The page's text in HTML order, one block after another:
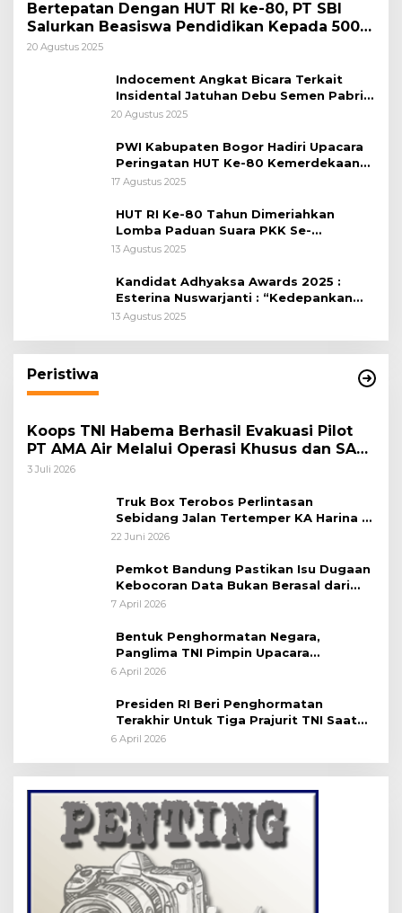
Bertepatan Dengan HUT RI ke-80, PT SBI
Salurkan Beasiswa Pendidikan Kepada 500
Pelajar
20 Agustus 2025
Indocement Angkat Bicara Terkait
Insidental Jatuhan Debu Semen Pabrik
Citeureup
20 Agustus 2025
PWI Kabupaten Bogor Hadiri Upacara
Peringatan HUT Ke-80 Kemerdekaan
RI, di Lapangan Tegar Beriman
17 Agustus 2025
HUT RI Ke-80 Tahun Dimeriahkan
Lomba Paduan Suara PKK Se-
Kabupaten Bogor
13 Agustus 2025
Kandidat Adhyaksa Awards 2025 :
Esterina Nuswarjanti : “Kedepankan
Keadilan Restoratif Wujudkan
13 Agustus 2025
Peristiwa
Koops TNI Habema Berhasil Evakuasi Pilot
PT AMA Air Melalui Operasi Khusus dan SAR
Taktis
3 Juli 2026
Truk Box Terobos Perlintasan
Sebidang Jalan Tertemper KA Harina di
Jalan Stasiun Poncol-Jrakah Semarang
22 Juni 2026
Pemkot Bandung Pastikan Isu Dugaan
Kebocoran Data Bukan Berasal dari
Server Disdukcapil
7 April 2026
Bentuk Penghormatan Negara,
Panglima TNI Pimpin Upacara
Pemakaman Militer
6 April 2026
Presiden RI Beri Penghormatan
Terakhir Untuk Tiga Prajurit TNI Saat
Persemayaman di Bandara Soekarno-
6 April 2026